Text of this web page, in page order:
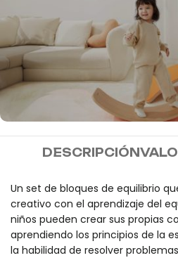
MIDEER
DESCRIPCIÓN
Un set de bloques de equilibrio
creativo con el aprendizaje del
niños pueden crear sus propias
aprendiendo los principios de la
la habilidad de resolver